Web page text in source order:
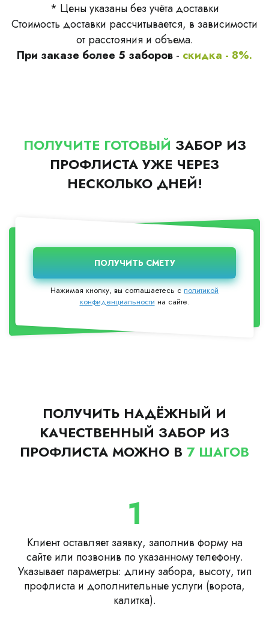
* Цены указаны без учёта доставки
Стоимость доставки рассчитывается, в зависимости
от расстояния и объема.
При заказе более 5 заборов - скидка - 8%.
ПОЛУЧИТЕ ГОТОВЫЙ ЗАБОР ИЗ
ПРОФЛИСТА УЖЕ ЧЕРЕЗ
НЕСКОЛЬКО ДНЕЙ!
Нажимая кнопку, вы соглашаетесь сполитикой
конфиденциальности на сайте.
ПОЛУЧИТЬ НАДЁЖНЫЙ И
КАЧЕСТВЕННЫЙ ЗАБОР ИЗ
ПРОФЛИСТА МОЖНО В 7 ШАГОВ
1
Клиент оставляет заявку, заполнив форму на
сайте или позвонив по указанному телефону.
Указывает параметры: длину забора, высоту, тип
профлиста и дополнительные услуги (ворота,
калитка).